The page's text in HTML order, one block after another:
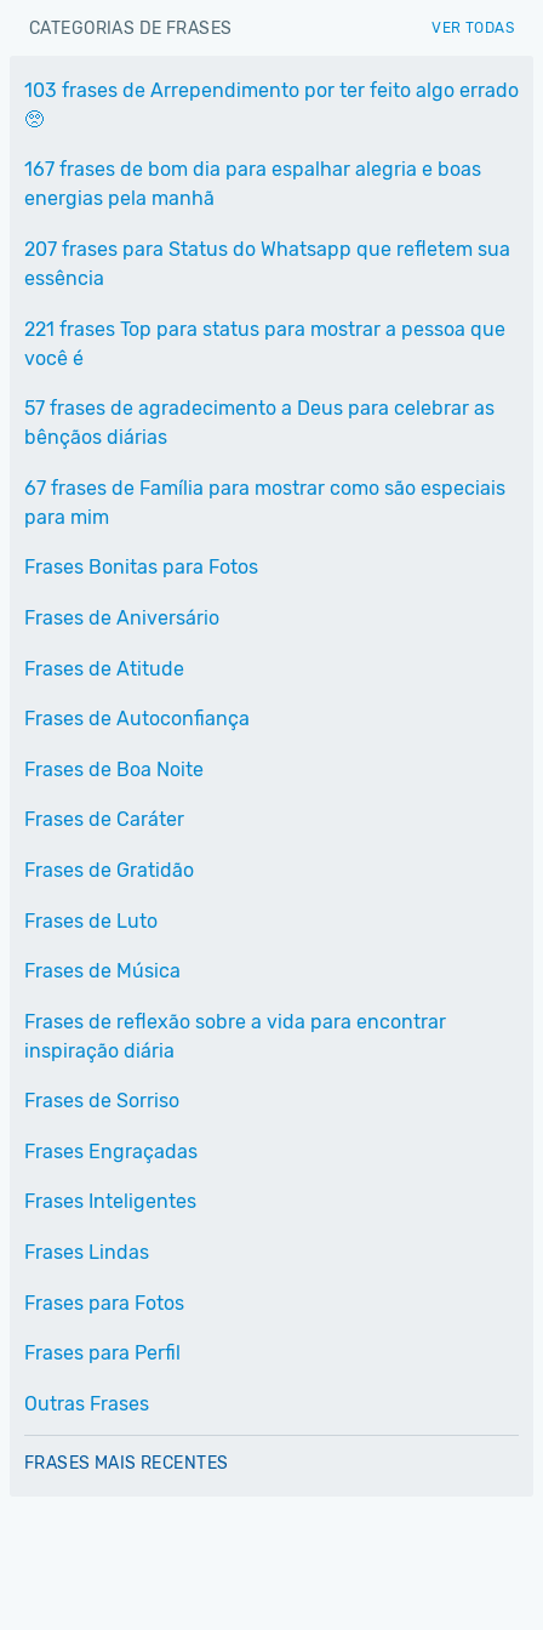
CATEGORIAS DE FRASES VER TODAS
103 frases de Arrependimento por ter feito algo errado
🥺
167 frases de bom dia para espalhar alegria e boas
energias pela manhã
207 frases para Status do Whatsapp que refletem sua
essência
221 frases Top para status para mostrar a pessoa que
você é
57 frases de agradecimento a Deus para celebrar as
bênçãos diárias
67 frases de Família para mostrar como são especiais
para mim
Frases Bonitas para Fotos
Frases de Aniversário
Frases de Atitude
Frases de Autoconfiança
Frases de Boa Noite
Frases de Caráter
Frases de Gratidão
Frases de Luto
Frases de Música
Frases de reflexão sobre a vida para encontrar
inspiração diária
Frases de Sorriso
Frases Engraçadas
Frases Inteligentes
Frases Lindas
Frases para Fotos
Frases para Perfil
Outras Frases
FRASES MAIS RECENTES